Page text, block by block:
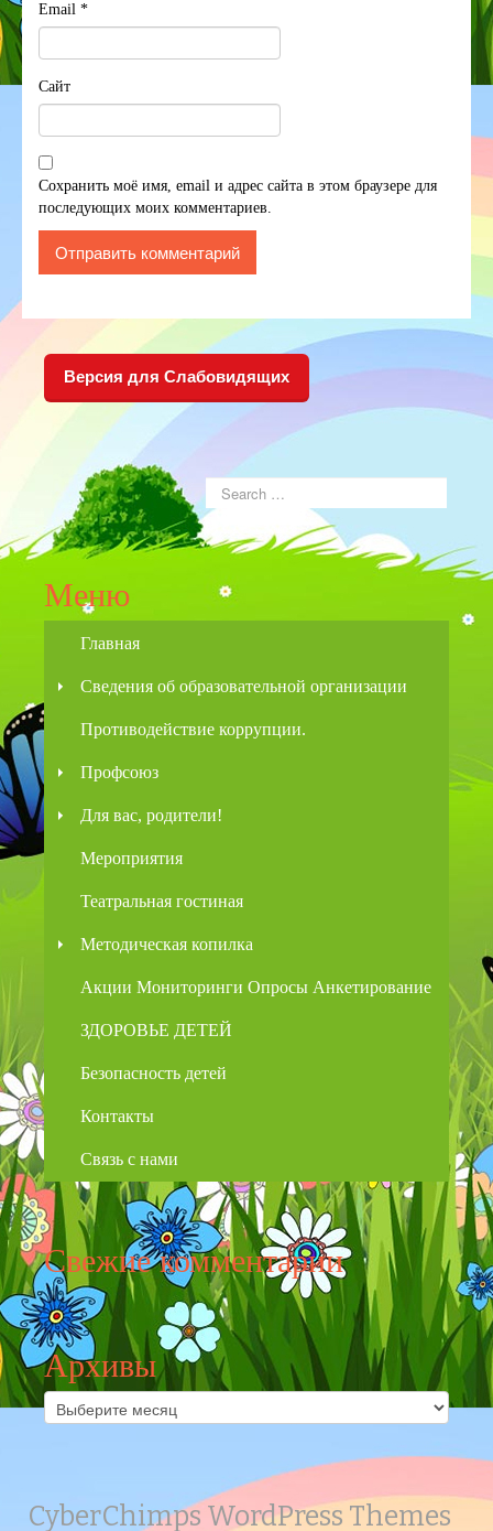
Email *
Сайт
Сохранить моё имя, email и адрес сайта в этом браузере для
последующих моих комментариев.
Версия для Слабовидящих
Меню
Главная
Сведения об образовательной организации
Противодействие коррупции.
Профсоюз
Для вас, родители!
Мероприятия
Театральная гостиная
Методическая копилка
Акции Мониторинги Опросы Анкетирование
ЗДОРОВЬЕ ДЕТЕЙ
Безопасность детей
Контакты
Связь с нами
Свежие комментарии
Архивы
Архивы
CyberChimps WordPress Themes